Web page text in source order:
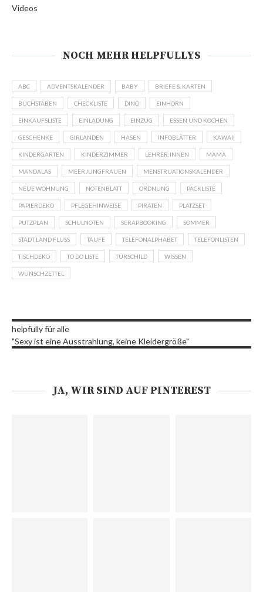
Videos
NOCH MEHR HELPFULLYS
ABC ADVENTSKALENDER BABY BRIEFE & KARTEN
BUCHSTABEN CHECKLISTE DINO EINHORN
EINKAUFSLISTE EINLADUNG EINZUG ESSEN UND KOCHEN
GESCHENKE GIRLANDEN HASEN INFOBLÄTTER KAWAII
KINDERGARTEN KINDERZIMMER LEHRER:INNEN MAMA
MANDALAS MEERJUNGFRAUEN MENSTRUATIONSKALENDER
NEUE WOHNUNG NOTENBLATT ORDNUNG PACKLISTE
PAPIERDEKO PFLEGEHINWEISE PIRATEN PLATZSET
PUTZPLAN SCHULNOTEN SCRAPBOOKING SOMMER
STADT LAND FLUSS TAUFE TELEFONALPHABET TELEFONLISTEN
TISCHDEKO TO DO LISTE TÜRSCHILD WISSEN
WUNSCHZETTEL
helpfully für alle
"Sexy ist eine Ausstrahlung, keine Kleidergröße"
JA, WIR SIND AUF PINTEREST